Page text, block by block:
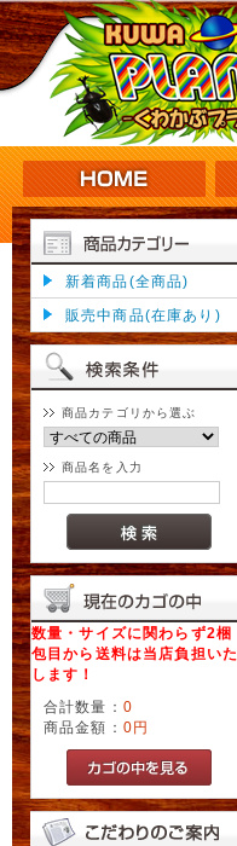
新着商品(全商品)
販売中商品(在庫あり)
商品カテゴリから選ぶ
商品名を入力
数量・サイズに関わらず2梱
包目から送料は当店負担いた
します！
合計数量： 0
商品金額： 0円